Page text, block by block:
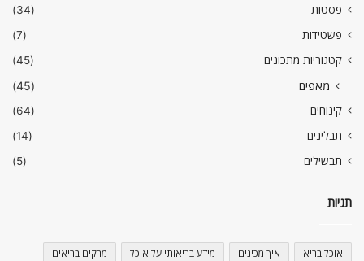
פסטות
(34)
פשטידות
(7)
קטגוריות מתכונים
(45)
מאפים (45)
קינוחים
(64)
תבלינים
(14)
תבשילים
(5)
תגיות
אוכל בריא איך מכינים מידע בריאותי על אוכל מרקים בריאים